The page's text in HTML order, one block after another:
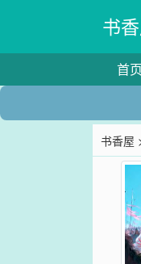
书
首页
书香屋